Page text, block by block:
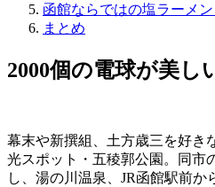
函館ならではの塩ラーメ
まとめ
2000個の電球が美し
幕末や新撰組、土方歳三を好き
光スポット・五稜郭公園。同市
し、湯の川温泉、JR函館駅前か